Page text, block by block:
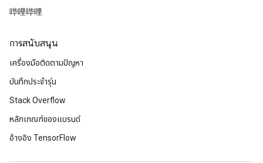
哔哩哔哩
การสนับสนุน
เครื่องมือติดตามปัญหา
บันทึกประจำรุ่น
Stack Overflow
หลักเกณฑ์ของแบรนด์
อ้างอิง TensorFlow